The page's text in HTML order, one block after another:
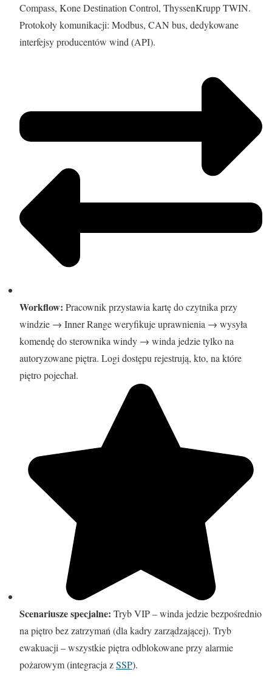
Compass, Kone Destination Control, ThyssenKrupp TWIN.
Protokoły komunikacji: Modbus, CAN bus, dedykowane
interfejsy producentów wind (API).
Workflow: Pracownik przystawia kartę do czytnika przy
windzie → Inner Range weryfikuje uprawnienia → wysyła
komendę do sterownika windy → winda jedzie tylko na
autoryzowane piętra. Logi dostępu rejestrują, kto, na które
piętro pojechał.
Scenariusze specjalne: Tryb VIP – winda jedzie bezpośrednio
na piętro bez zatrzymań (dla kadry zarządzającej). Tryb
ewakuacji – wszystkie piętra odblokowane przy alarmie
pożarowym (integracja zSSP).